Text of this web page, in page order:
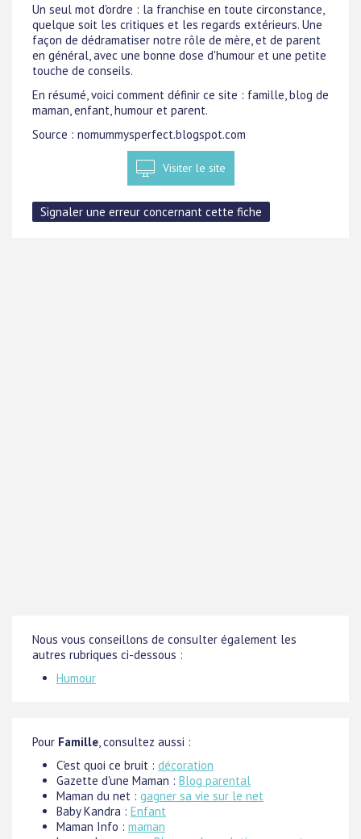
Un seul mot d'ordre : la franchise en toute circonstance,
quelque soit les critiques et les regards extérieurs. Une
façon de dédramatiser notre rôle de mère, et de parent
en général, avec une bonne dose d'humour et une petite
touche de conseils.
En résumé, voici comment définir ce site : famille, blog de
maman, enfant, humour et parent.
Source : nomummysperfect.blogspot.com
Visiter le site
Nous vous conseillons de consulter également les
autres rubriques ci-dessous :
Humour
Pour Famille, consultez aussi :
C'est quoi ce bruit : décoration
Gazette d'une Maman : Blog parental
Maman du net : gagner sa vie sur le net
Baby Kandra : Enfant
Maman Info : maman